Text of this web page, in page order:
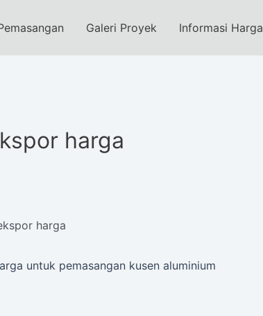
Galeri Proyek Informasi Harga
harga
harga
untuk pemasangan kusen aluminium